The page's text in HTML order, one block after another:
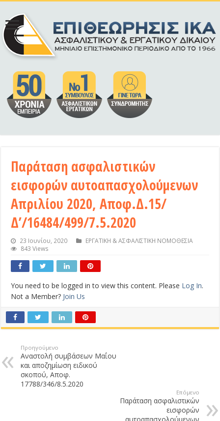
Παράταση ασφαλιστικών
εισφορών αυτοαπασχολούμενων
Απριλίου 2020, Αποφ.Δ.15/
Δ’/16484/499/7.5.2020
23 Ιουνίου, 2020
ΕΡΓΑΤΙΚΗ & ΑΣΦΑΛΙΣΤΙΚΗ ΝΟΜΟΘΕΣΙΑ
843 Views
You need to be logged in to view this content. Please Log In.
Not a Member? Join Us
Προηγούμενο
Αναστολή συμβάσεων Μαΐου
και αποζημίωση ειδικού
σκοπού, Αποφ.
17788/346/8.5.2020
Επόμενο
Παράταση ασφαλιστικών
εισφορών